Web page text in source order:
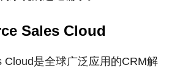
Sales Cloud
Cloud是全球广泛应用的CRM解